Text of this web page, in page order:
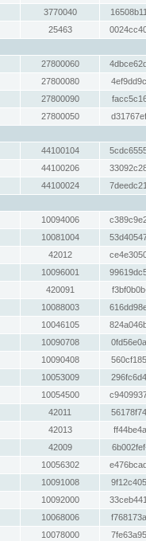
3770040
25463
27800060
27800080
27800090
27800050
44100104
44100206
44100024
10094006
10081004
42012
10096001
420091
10088003
10046105
10090708
10090408
10053009
10054500
42011
42013
42009
10056302
10091008
10092000
10068006
10078000